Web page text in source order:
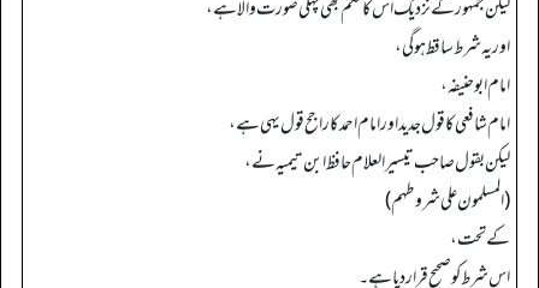
لیکن جمہور کے نزدیک اس کا حکم بھی پہلی صورت والا ہے،
اور یہ شرط ساقط ہو گی،
امام ابو حنیفہ،
امام شافعی کا قول جدید اور امام احمد کا راجح قول یہی ہے،
لیکن بقول صاحب تیسیر العلام حافظ ابن تیمیہ نے،
(المسلمون علي شروطهم)
کے تحت،
اس شرط کو صحیح قرار دیا ہے۔